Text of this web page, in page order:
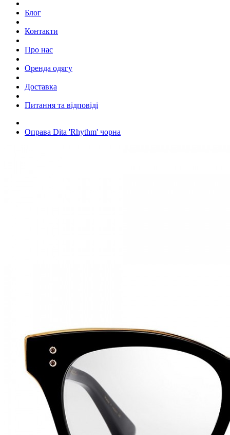
Блог
Контакти
Про нас
Оренда одягу
Доставка
Питання та відповіді
Оправа Dita 'Rhythm' чорна